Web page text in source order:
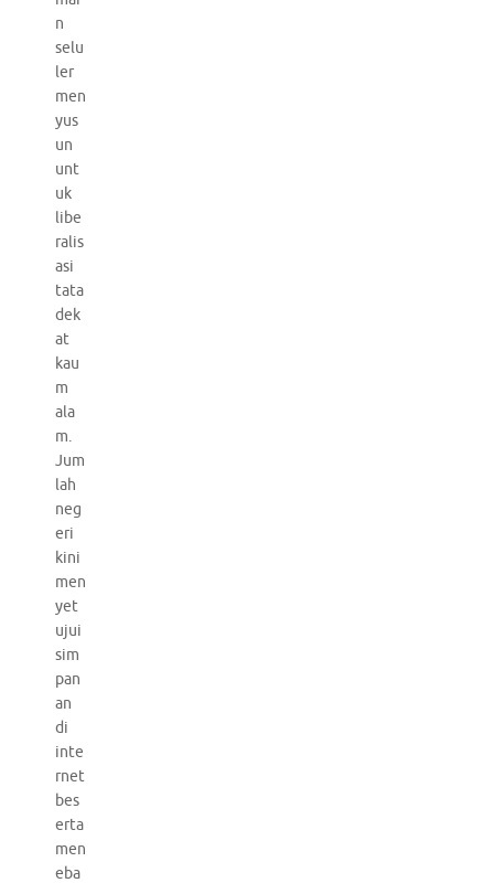
n
selu
ler
men
yus
un
unt
uk
libe
ralis
asi
tata
dek
at
kau
m
ala
m.
Jum
lah
neg
eri
kini
men
yet
ujui
sim
pan
an
di
inte
rnet
bes
erta
men
eba